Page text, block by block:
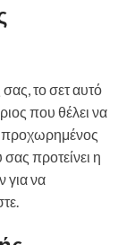
το σετ αυτό
που θέλει να
προχωρημένος
προτείνει η
για να